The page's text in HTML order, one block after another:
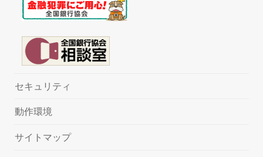
セキュリティ
動作環境
サイトマップ